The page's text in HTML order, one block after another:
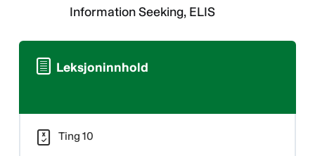
Information Seeking, ELIS
Leksjoninnhold
Ting 10